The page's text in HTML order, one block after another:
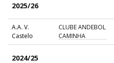
2025/26
A.A. V.
Castelo
CLUBE ANDEBOL
CAMINHA
2024/25